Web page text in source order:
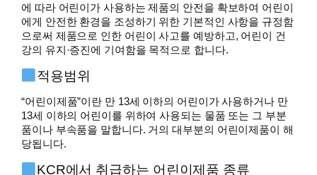
에 따라 어린이가 사용하는 제품의 안전을 확보하여 어린이
에게 안전한 환경을 조성하기 위한 기본적인 사항을 규정함
으로써 제품으로 인한 어린이 사고를 예방하고, 어린이 건
강의 유지·증진에 기여함을 목적으로 합니다.
적용범위
“어린이제품”이란 만 13세 이하의 어린이가 사용하거나 만
13세 이하의 어린이를 위하여 사용되는 물품 또는 그 부분
품이나 부속품을 말합니다. 거의 대부분의 어린이제품이 해
당됩니다.
KCR에서 취급하는 어린이제품 종류